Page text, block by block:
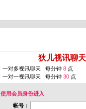
狄儿视讯聊
一对多视讯聊天 : 每分钟 8 点
一对一视讯聊天 : 每分钟 30 点
使用会员身份进入
帐号 :